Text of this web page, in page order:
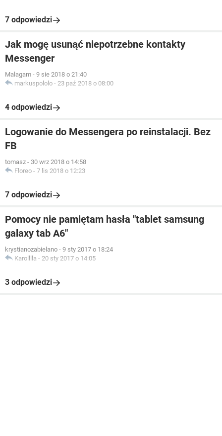
7 odpowiedzi
Jak mogę usunąć niepotrzebne kontakty
Messenger
Malagam - 9 sie 2018 o 21:40
markuspololo - 23 paź 2018 o 08:00
4 odpowiedzi
Logowanie do Messengera po reinstalacji. Bez
FB
tomasz - 30 wrz 2018 o 14:58
Floreo - 7 lis 2018 o 12:23
7 odpowiedzi
Pomocy nie pamiętam hasła "tablet samsung
galaxy tab A6"
krystianozabielano - 9 sty 2017 o 18:24
Karolllla - 20 sty 2017 o 14:05
3 odpowiedzi